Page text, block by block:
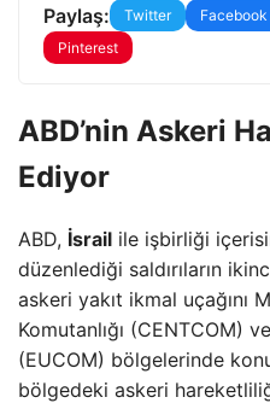
Paylaş: Twitter Facebook
Pinterest
ABD’nin Askeri
Ediyor
ABD, İsrail ile işbirliği
düzenlediği saldırıların
askeri yakıt ikmal uçağını
Komutanlığı (CENTCOM)
(EUCOM) bölgelerinde
bölgedeki askeri